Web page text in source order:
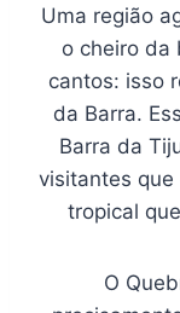
Uma região
o cheiro da
cantos: isso
da Barra.
Barra da
visitantes que
tropical
O